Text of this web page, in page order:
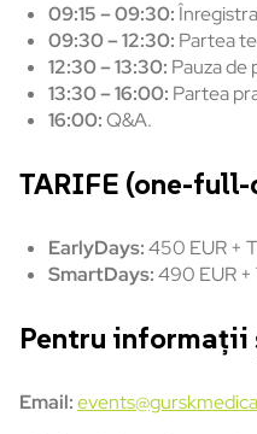
09:15 – 09:30:
09:30 – 12:30: Partea
12:30 – 13:30: Pauza de
13:30 – 16:00: Partea
16:00:Q&A.
TARIFE (one-
EarlyDays:450 EUR +
SmartDays:490 EUR +
Pentru informații
Email: